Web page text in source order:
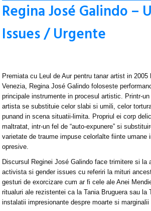
Regina José Galindo –
Issues / Urgente
Premiata cu Leul de Aur pentru tanar artist in 2005
Venezia, Regina José Galindo foloseste
principale instrumente in procesul artistic. Printr-
artista se substituie celor slabi si umili, celor
punand in scena situatii-limita. Propriul ei corp
maltratat, intr-un fel de “auto-expunere” si
varietate de traume impuse celorlalte fiinte umane
opresive.
Discursul Reginei José Galindo face trimitere si la
activista si gender issues cu referiri la mituri
gesturi de exorcizare cum ar fi cele ale Anei
ritualuri ale rezistentei ca la Tania Bruguera sau la
instalatii impresionante despre moarte si